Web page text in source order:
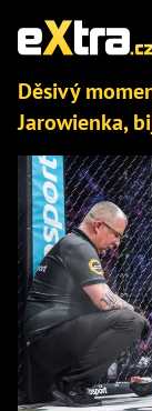
Děsivý
Jarowienka,